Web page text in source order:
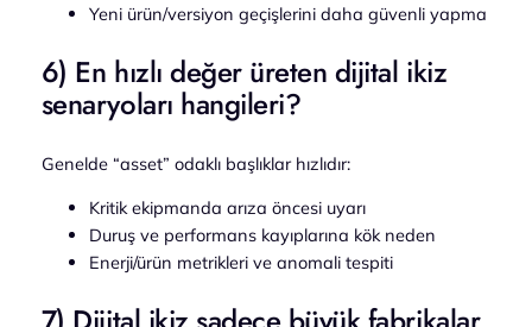
Yeni ürün/versiyon geçişlerini daha güvenli yapma
6) En hızlı değer üreten dijital ikiz
senaryoları hangileri?
Genelde “asset” odaklı başlıklar hızlıdır:
Kritik ekipmanda arıza öncesi uyarı
Duruş ve performans kayıplarına kök neden
Enerji/ürün metrikleri ve anomali tespiti